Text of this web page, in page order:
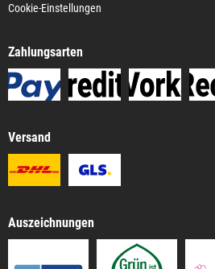
Cookie-Einstellungen
Zahlungsarten
Versand
Auszeichnungen